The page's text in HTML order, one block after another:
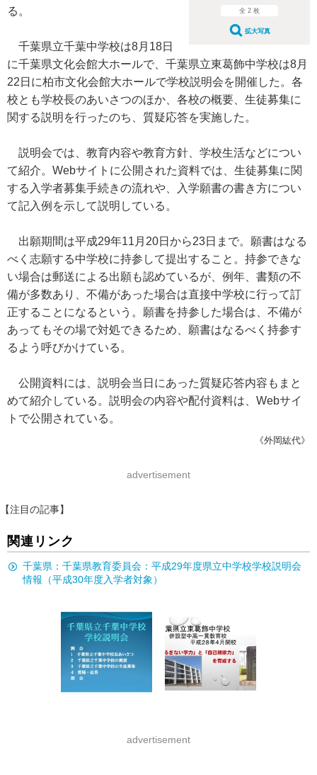
全 2 枚
拡大写真
る。
千葉県立千葉中学校は8月18日
に千葉県文化会館大ホールで、千葉県立東葛飾中学校は8月
22日に柏市文化会館大ホールで学校説明会を開催した。各
校とも学校長のあいさつのほか、各校の概要、生徒募集に
関する説明を行ったのち、質疑応答を実施した。
説明会では、教育内容や教育方針、学校生活などについ
て紹介。Webサイトに公開された資料では、生徒募集に関
する入学者募集手続きの流れや、入学願書の書き方につい
て記入例を示して説明している。
出願期間は平成29年11月20日から23日まで。願書はなる
べく志願する中学校に持参して提出すること。持参できな
い場合は郵送による出願も認めているが、例年、書類の不
備が多数あり、不備があった場合は直接中学校に行って訂
正することになるという。願書を持参した場合は、不備が
あってもその場で対処できるため、願書はなるべく持参す
るよう呼びかけている。
公開資料には、説明会当日にあった質疑応答内容もまと
めて紹介している。説明会の内容や配付資料は、Webサイ
トで公開されている。
《外岡紘代》
advertisement
【注目の記事】
関連リンク
千葉県：千葉県教育委員会：平成29年度県立中学校学校説明会
情報（平成30年度入学者対象）
advertisement